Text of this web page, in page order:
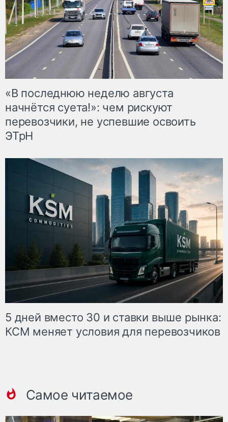
«В последнюю неделю августа
начнётся суета!»: чем рискуют
перевозчики, не успевшие освоить
ЭТрН
5 дней вместо 30 и ставки выше рынка:
КСМ меняет условия для перевозчиков
Самое читаемое